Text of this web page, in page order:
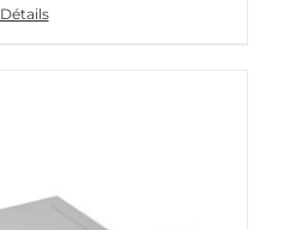
Détails